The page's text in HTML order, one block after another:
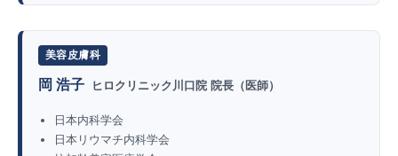
美容皮膚科
岡 浩子 ヒロクリニック川口院 院長（医師）
日本内科学会
日本リウマチ内科学会